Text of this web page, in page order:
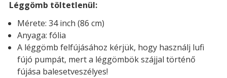
Léggömb töltetlenül:
Mérete: 34 inch (86 cm)
Anyaga: fólia
A léggömb felfújásához kérjük, hogy használj lufi
fújó pumpát, mert a léggömbök szájjal történő
fújása balesetveszélyes!